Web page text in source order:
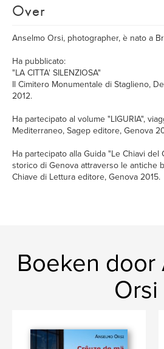
Over
Anselmo Orsi, photographer, è nato a
Ha pubblicato:
"LA CITTA' SILENZIOSA"
Il Cimitero Monumentale di Staglieno,
2012.
Ha partecipato al volume "LIGURIA",
Mediterraneo, Sagep editore, Genova
Ha partecipato alla Guida "Le Chiavi
storico di Genova attraverso le antiche
Chiave di Lettura editore, Genova 2015.
Boeken door
Orsi